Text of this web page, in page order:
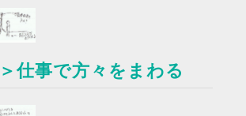
仕事で方々をまわる